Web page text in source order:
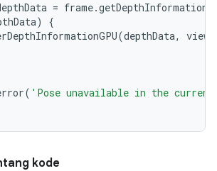
= frame.getDepthInformation
)
{
(depthData, view
( 'Pose unavailable in the
kode